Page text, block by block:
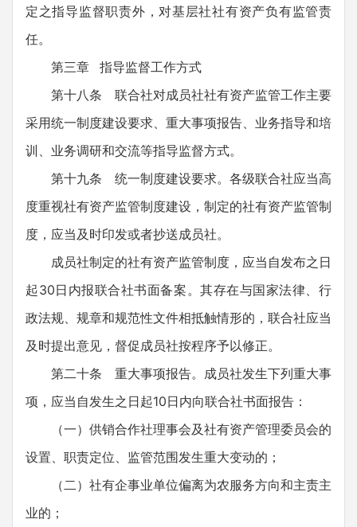
定之指导监督职责外，对基层社社有资产负有监管责
任。
第三章 指导监督工作方式
第十八条 联合社对成员社社有资产监管工作主要
采用统一制度建设要求、重大事项报告、业务指导和培
训、业务调研和交流等指导监督方式。
第十九条 统一制度建设要求。各级联合社应当高
度重视社有资产监管制度建设，制定的社有资产监管制
度，应当及时印发或者抄送成员社。
成员社制定的社有资产监管制度，应当自发布之日
起30日内报联合社书面备案。其存在与国家法律、行
政法规、规章和规范性文件相抵触情形的，联合社应当
及时提出意见，督促成员社按程序予以修正。
第二十条 重大事项报告。成员社发生下列重大事
项，应当自发生之日起10日内向联合社书面报告：
（一）供销合作社理事会及社有资产管理委员会的
设置、职责定位、监管范围发生重大变动的；
（二）社有企事业单位偏离为农服务方向和主责主
业的；